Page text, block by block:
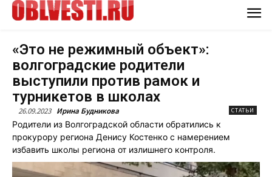
«Это не режимный объект»:
волгоградские родители
выступили против рамок и
турникетов в школах
26.09.2023 Ирина Будникова СТАТЬИ
Родители из Волгоградской области обратились к
прокурору региона Денису Костенко с намерением
избавить школы региона от излишнего контроля.